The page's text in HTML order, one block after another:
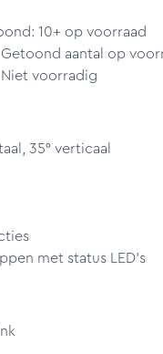
10+ op voorraad
aantal op
voorradig
35° verticaal
met status LED's